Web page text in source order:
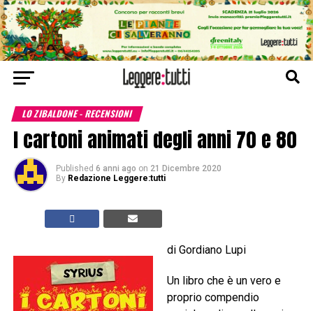
LO ZIBALDONE - RECENSIONI
I cartoni animati degli anni 70 e 80
Published 6 anni ago on 21 Dicembre 2020
By Redazione Leggere:tutti
di Gordiano Lupi
Un libro che è un vero e
proprio compendio